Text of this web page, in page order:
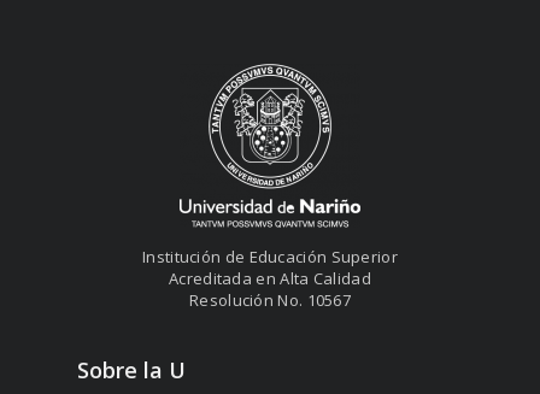
Institución de Educación Superior
Acreditada en Alta Calidad
Resolución No. 10567
Sobre la U